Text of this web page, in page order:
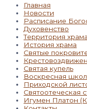
Главная
Новости
Расписание
Духовенство
Территория храма
История храма
Святые
Святая купель
Воскресная
Приходской
Святоотеческая
Игумен Платон